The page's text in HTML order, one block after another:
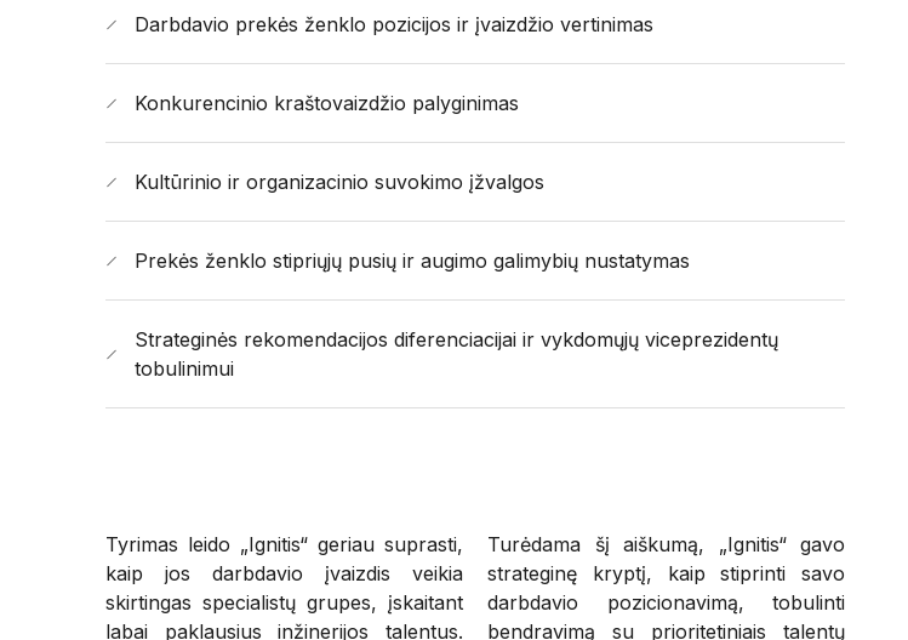
Darbdavio prekės ženklo pozicijos ir įvaizdžio vertinimas
Konkurencinio kraštovaizdžio palyginimas
Kultūrinio ir organizacinio suvokimo įžvalgos
Prekės ženklo stipriųjų pusių ir augimo galimybių nustatymas
Strateginės rekomendacijos diferenciacijai ir vykdomųjų viceprezidentų
tobulinimui
Tyrimas leido „Ignitis“ geriau suprasti,
kaip jos darbdavio įvaizdis veikia
skirtingas specialistų grupes, įskaitant
labai paklausius inžinerijos talentus.
Turėdama šį aiškumą, „Ignitis“ gavo
strateginę kryptį, kaip stiprinti savo
darbdavio pozicionavimą, tobulinti
bendravimą su prioritetiniais talentų